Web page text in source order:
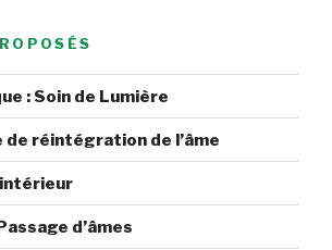
: Soin de Lumière
de réintégration de l’âme
intérieur
d’âmes